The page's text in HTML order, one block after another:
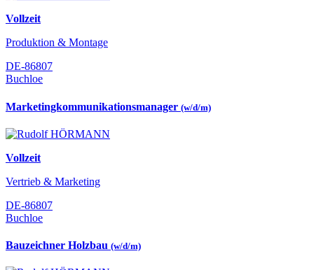
Vollzeit
Produktion & Montage
DE-86807
Buchloe
Marketingkommunikationsmanager (w/d/m)
Vollzeit
Vertrieb & Marketing
DE-86807
Buchloe
Bauzeichner Holzbau (w/d/m)